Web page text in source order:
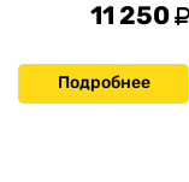
11 250
Подробнее